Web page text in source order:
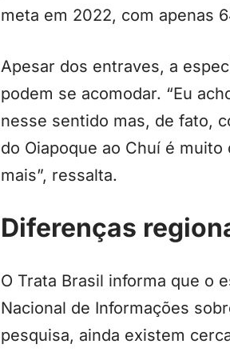
meta em 2022, com apenas
Apesar dos entraves, a
podem se acomodar. “Eu
nesse sentido mas, de fato,
do Oiapoque ao Chuí é
mais”, ressalta.
Diferenças
O Trata Brasil informa que o
Nacional de Informações
pesquisa, ainda existem